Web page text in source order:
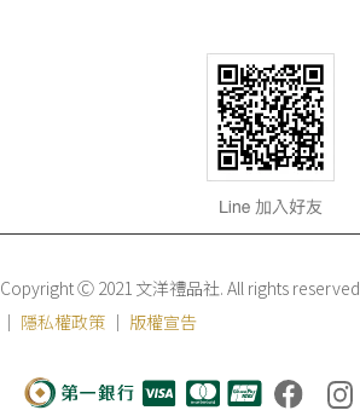
Copyright Ⓒ 2021 文洋禮品社. All rights reserved
｜ 隱私權政策 ｜ 版權宣告